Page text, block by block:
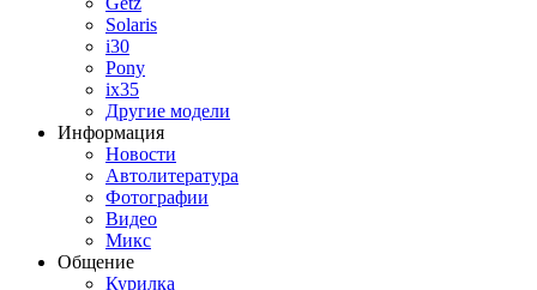
Solaris
i30
Pony
ix35
Другие модели
Информация
Новости
Автолитература
Фотографии
Видео
Микс
Общение
Курилка